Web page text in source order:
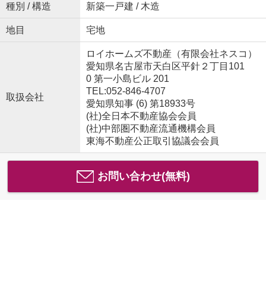
種別 / 構造 新築一戸建 / 木造
地目 宅地
取扱会社
ロイホームズ不動産（有限会社ネスコ）
愛知県名古屋市天白区平針２丁目101
0 第一小島ビル 201
TEL:052-846-4707
愛知県知事 (6) 第18933号
(社)全日本不動産協会会員
(社)中部圏不動産流通機構会員
東海不動産公正取引協議会会員
お問い合わせ(無料)